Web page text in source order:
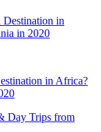
in Africa?